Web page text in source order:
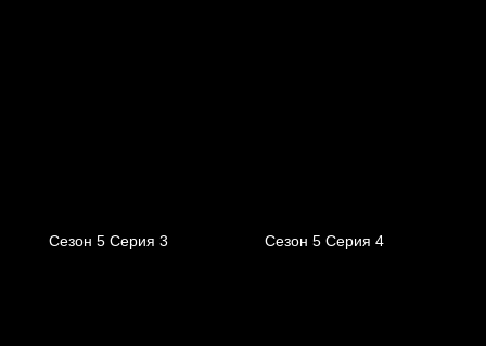
Сезон 5 Серия 3 Сезон 5 Серия 4